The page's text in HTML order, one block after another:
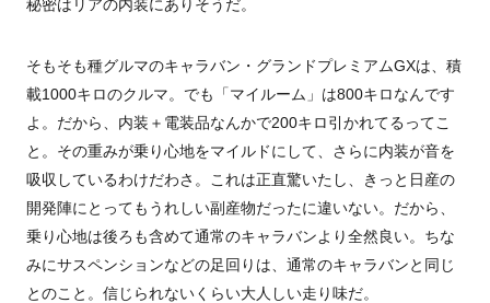
秘密はリアの内装にありそうだ。
そもそも種グルマのキャラバン・グランドプレミアムGXは、積
載1000キロのクルマ。でも「マイルーム」は800キロなんです
よ。だから、内装＋電装品なんかで200キロ引かれてるってこ
と。その重みが乗り心地をマイルドにして、さらに内装が音を
吸収しているわけだわさ。これは正直驚いたし、きっと日産の
開発陣にとってもうれしい副産物だったに違いない。だから、
乗り心地は後ろも含めて通常のキャラバンより全然良い。ちな
みにサスペンションなどの足回りは、通常のキャラバンと同じ
とのこと。信じられないくらい大人しい走り味だ。